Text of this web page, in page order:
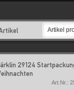
Artikel
29124
Art.Nr.: